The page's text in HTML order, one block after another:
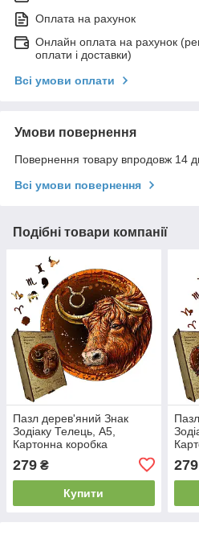
Оплата на рахунок
Онлайн оплата на рахунок
оплати і доставки)
Всі умови оплати
Умови повернення
Повернення товару впродовж 14
Всі умови повернення
Подібні товари компанії
Пазл дерев'яний Знак
Зодіаку Телець, А5,
Картонна коробка
279 ₴
Купити
279